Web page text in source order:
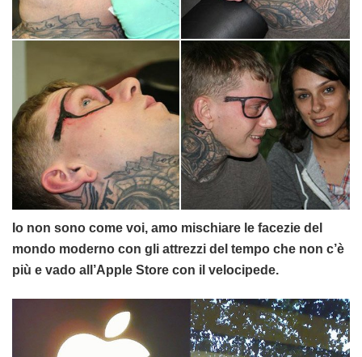
Io non sono come voi, amo mischiare le facezie del
mondo moderno con gli attrezzi del tempo che non c’è
più e vado all’Apple Store con il velocipede.